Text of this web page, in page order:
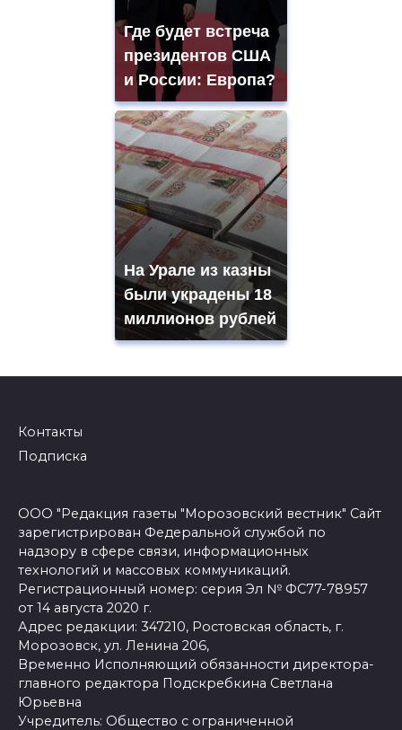
Где будет встреча
президентов США
и России: Европа?
На Урале из казны
были украдены 18
миллионов рублей
Контакты
Подписка
ООО "Редакция газеты "Морозовский вестник" Сайт
зарегистрирован Федеральной службой по
надзору в сфере связи, информационных
технологий и массовых коммуникаций.
Регистрационный номер: серия Эл № ФС77-78957
от 14 августа 2020 г.
Адрес редакции: 347210, Ростовская область, г.
Морозовск, ул. Ленина 206,
Временно Исполняющий обязанности директора-
главного редактора Подскребкина Светлана
Юрьевна
Учредитель: Общество с ограниченной